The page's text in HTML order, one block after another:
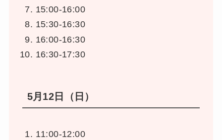
15:00-16:00
15:30-16:30
16:00-16:30
16:30-17:30
5月12日（日）
11:00-12:00